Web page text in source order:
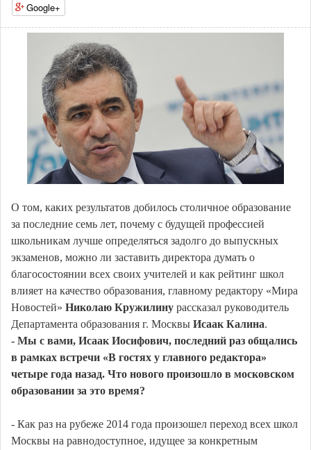
Google+
О том, каких результатов добилось столичное образование
за последние семь лет, почему с будущей профессией
школьникам лучше определяться задолго до выпускных
экзаменов, можно ли заставить директора думать о
благосостоянии всех своих учителей и как рейтинг школ
влияет на качество образования, главному редактору «Мира
Новостей» Николаю Кружилину рассказал руководитель
Департамента образования г. Москвы Исаак Калина.
- Мы с вами, Исаак Иосифович, последний раз общались
в рамках встречи «В гостях у главного редактора»
четыре года назад. Что нового произошло в московском
образовании за это время?
- Как раз на рубеже 2014 года произошел переход всех школ
Москвы на равнодоступное, идущее за конкретным